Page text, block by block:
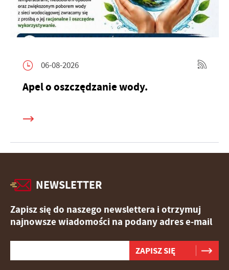
06-08-2026
Apel o oszczędzanie wody.
NEWSLETTER
Zapisz się do naszego newslettera i otrzymuj
najnowsze wiadomości na podany adres e-mail